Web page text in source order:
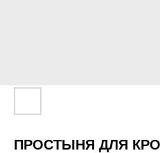
ПРОСТЫНЯ ДЛЯ